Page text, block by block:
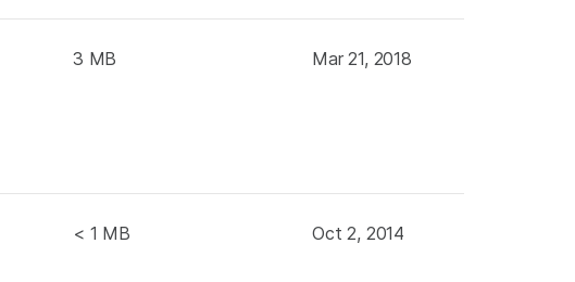
3 MB Mar 21, 2018
< 1 MB Oct 2, 2014